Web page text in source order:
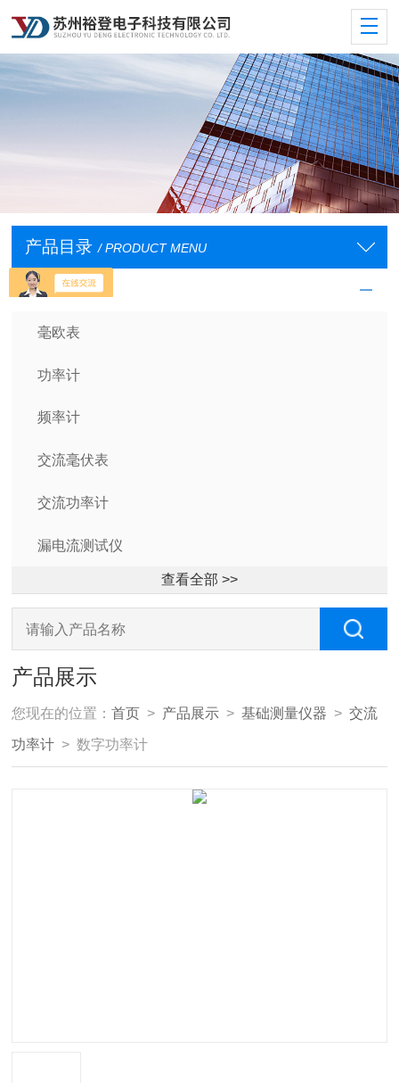
产品目录 / PRODUCT MENU
基础测量仪器
毫欧表
功率计
频率计
交流毫伏表
交流功率计
漏电流测试仪
查看全部 >>
产品展示
您现在的位置：首页 > 产品展示 >基础测量仪器 >交流
功率计 > 数字功率计